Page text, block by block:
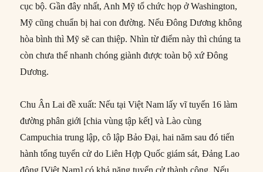
cục bộ. Gần đây nhất, Anh Mỹ tổ chức họp ở Washington,
Mỹ cũng chuẩn bị hai con đường. Nếu Đông Dương không
hòa bình thì Mỹ sẽ can thiệp. Nhìn từ điểm này thì chúng ta
còn chưa thể nhanh chóng giành được toàn bộ xứ Đông
Dương.
Chu Ân Lai đề xuất: Nếu tại Việt Nam lấy vĩ tuyến 16 làm
đường phân giới [chia vùng tập kết] và Lào cùng
Campuchia trung lập, cô lập Bảo Đại, hai năm sau đó tiến
hành tổng tuyển cử do Liên Hợp Quốc giám sát, Đảng Lao
động [Việt Nam] có khả năng tuyển cử thành công. Nếu